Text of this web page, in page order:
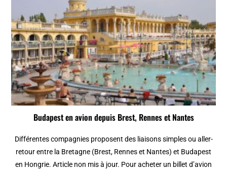
Budapest en avion depuis Brest, Rennes et Nantes
Différentes compagnies proposent des liaisons simples ou aller-
retour entre la Bretagne (Brest, Rennes et Nantes) et Budapest
en Hongrie. Article non mis à jour. Pour acheter un billet d’avion